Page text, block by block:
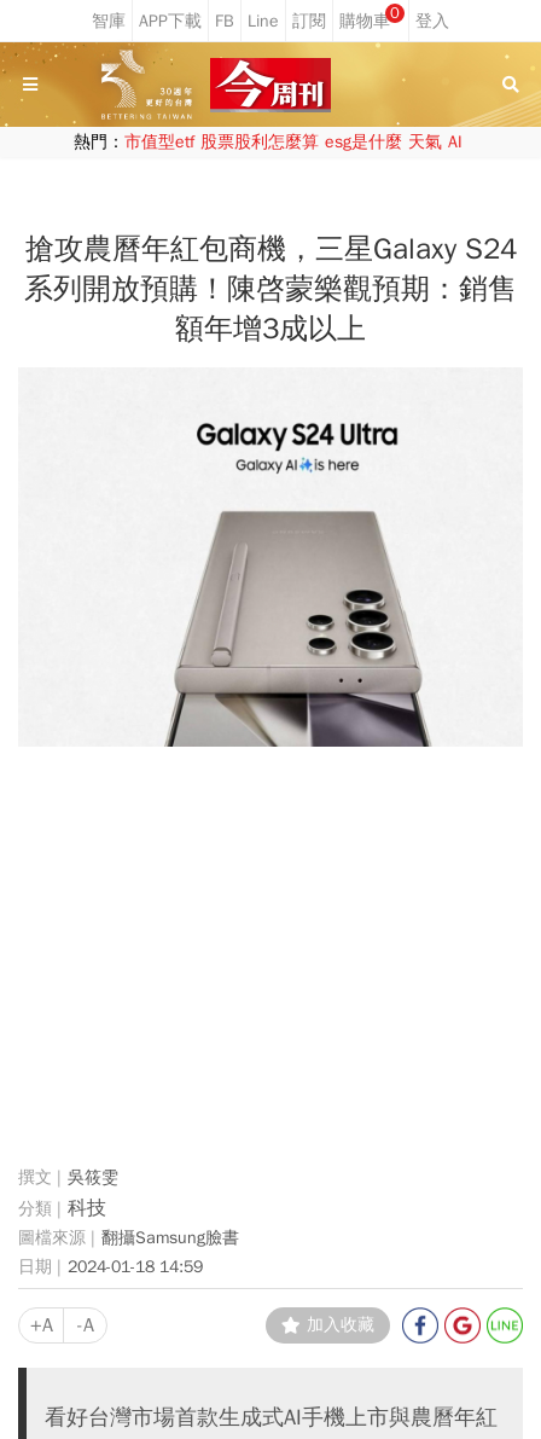
0
熱門： 市值型etf 股票股利怎麼算 esg是什麼 天氣 AI
搶攻農曆年紅包商機，三星Galaxy S24
系列開放預購！陳啓蒙樂觀預期：銷售
額年增3成以上
吳筱雯
科技
翻攝Samsung臉書
2024-01-18 14:59
+A -A 加入收藏
看好台灣市場首款生成式AI手機上市與農曆年紅